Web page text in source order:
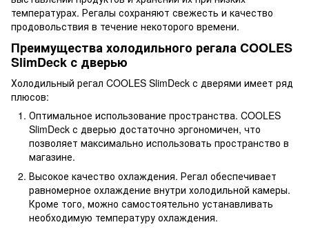
температурах. Регалы сохраняют свежесть и качество
продовольствия в течение некоторого времени.
Преимущества холодильного регала COOLES
SlimDeck с дверью
Холодильный регал COOLES SlimDeck с дверями имеет ряд
плюсов:
Оптимальное использование пространства. COOLES
SlimDeck с дверью достаточно эргономичен, что
позволяет максимально использовать пространство в
магазине.
Высокое качество охлаждения. Регал обеспечивает
равномерное охлаждение внутри холодильной камеры.
Кроме того, можно самостоятельно устанавливать
необходимую температуру охлаждения.